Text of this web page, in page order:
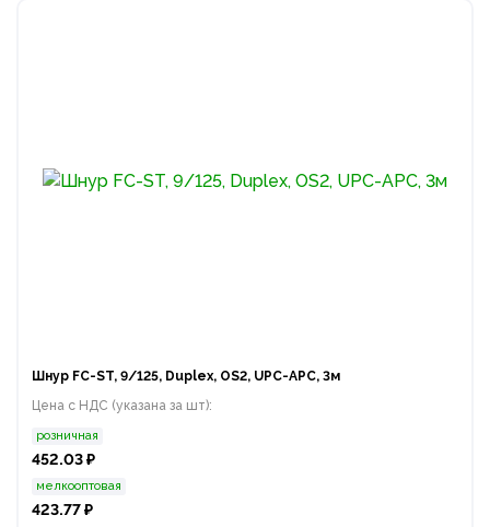
Шнур FC-ST, 9/125, Duplex, OS2, UPC-APC, 3м
Цена с НДС (указана за шт):
розничная
452.03 ₽
мелкооптовая
423.77 ₽